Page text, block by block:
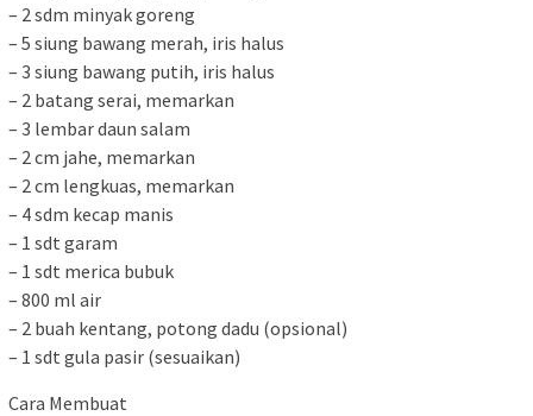
– 2 sdm minyak goreng
– 5 siung bawang merah, iris halus
– 3 siung bawang putih, iris halus
– 2 batang serai, memarkan
– 3 lembar daun salam
– 2 cm jahe, memarkan
– 2 cm lengkuas, memarkan
– 4 sdm kecap manis
– 1 sdt garam
– 1 sdt merica bubuk
– 800 ml air
– 2 buah kentang, potong dadu (opsional)
– 1 sdt gula pasir (sesuaikan)
Cara Membuat